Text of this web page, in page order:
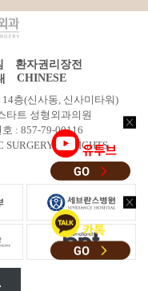
환자권리장전
CHINESE
층(신사동, 신사미타워)
타트 성형외과의원
: 857-79-00116
SURGERY All RIGHTS